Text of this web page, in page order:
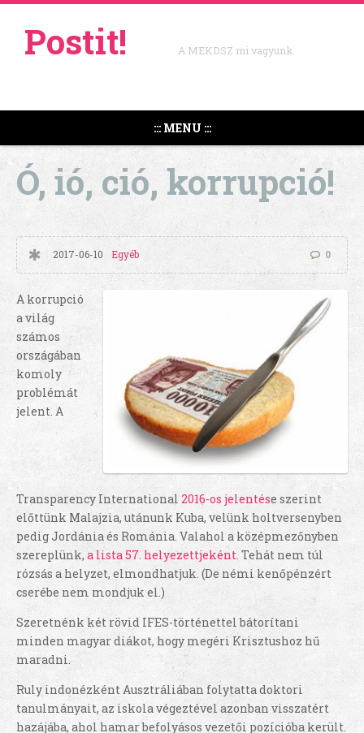
Postit! A MEKDSZ mi vagyunk.
::: MENU :::
Ó, ió, ció, korrupció!
2017-06-10 Egyéb 0
A korrupció
a világ
számos
országában
komoly
problémát
jelent. A
Transparency International 2016-os jelentése szerint
előttünk Malajzia, utánunk Kuba, velünk holtversenyben
pedig Jordánia és Románia. Valahol a középmezőnyben
szereplünk, a lista 57. helyezettjeként. Tehát nem túl
rózsás a helyzet, elmondhatjuk. (De némi kenőpénzért
cserébe nem mondjuk el.)
Szeretnénk két rövid IFES-történettel bátorítani
minden magyar diákot, hogy megéri Krisztushoz hű
maradni.
Ruly indonézként Ausztráliában folytatta doktori
tanulmányait, az iskola végeztével azonban visszatért
hazájába, ahol hamar befolyásos vezetői pozícióba került.